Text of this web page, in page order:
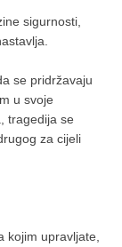
sigurnosti,
se pridržavaju
u svoje
tragedija se
za cijeli
kojim upravljate,